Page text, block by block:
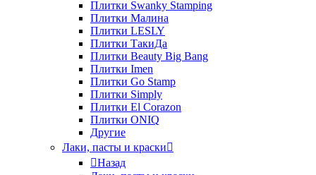
Плитки Swanky Stamping
Плитки Малина
Плитки LESLY
Плитки ТакиДа
Плитки Beauty Big Bang
Плитки Imen
Плитки Go Stamp
Плитки Simply
Плитки El Corazon
Плитки ONIQ
Другие
Лаки, пасты и краски
Назад